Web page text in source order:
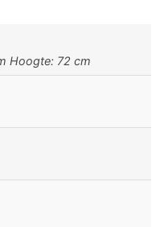
Hoogte: 72 cm